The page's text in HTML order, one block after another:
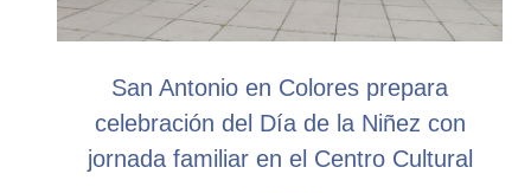
San Antonio en Colores prepara
celebración del Día de la Niñez con
jornada familiar en el Centro Cultural